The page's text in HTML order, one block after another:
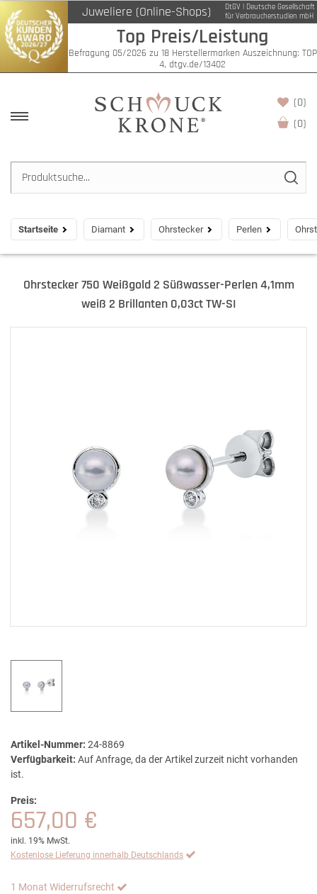
Juweliere (Online-Shops)
DtGV | Deutsche Gesellschaft
für Verbraucherstudien mbH
Top Preis/Leistung
Befragung 05/2026 zu 18 Herstellermarken Auszeichnung: TOP
4, dtgv.de/13402
(0)
(0)
Startseite Diamant Ohrstecker Perlen
Ohrstecker 750 Weißgold 2 Süßwasser-Perlen 4,1mm
weiß 2 Brillanten 0,03ct TW-SI
Artikel-Nummer: 24-8869
Verfügbarkeit: Auf Anfrage, da der Artikel zurzeit nicht vorhanden
ist.
Preis:
657,00 €
inkl. 19% MwSt.
Kostenlose Lieferung innerhalb Deutschlands
1 Monat Widerrufsrecht